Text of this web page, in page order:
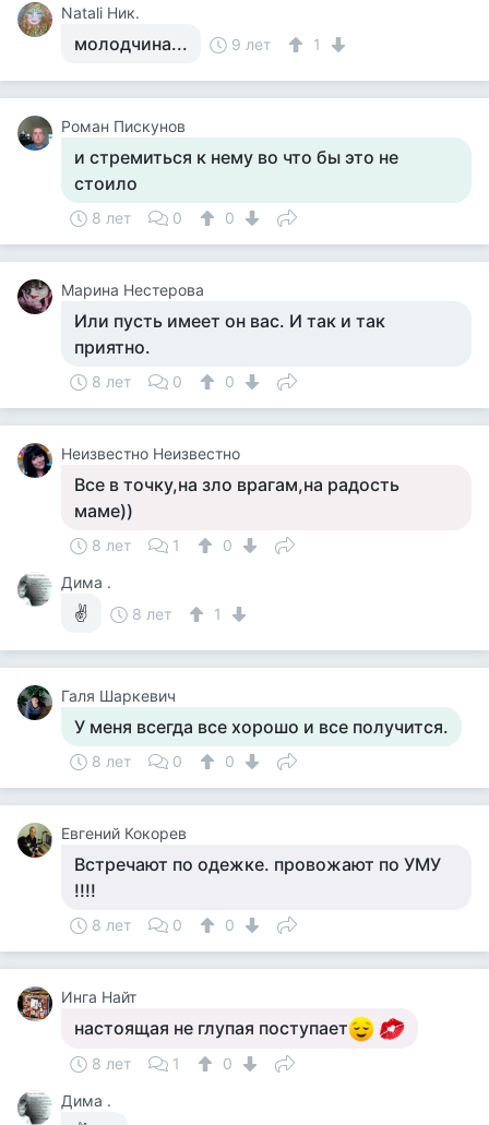
Natali Ник.
молодчина... 9 лет 1
Роман Пискунов
и стремиться к нему во что бы это не
стоило
8 лет 0 0
Марина Нестерова
Или пусть имеет он вас. И так и так
приятно.
8 лет 0 0
Неизвестно Неизвестно
Все в точку,на зло врагам,на радость
маме))
8 лет 1
0
Дима .
✌ 8 лет 1
Галя Шаркевич
У меня всегда все хорошо и все получится.
8 лет 0 0
Евгений Кокорев
Встречают по одежке. провожают по УМУ
!!!!
8 лет 0 0
Инга Найт
настоящая не глупая поступает
8 лет 1
0
Дима .